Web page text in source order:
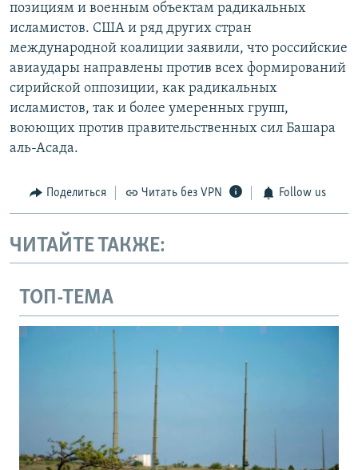
позициям и военным объектам радикальных
исламистов. США и ряд других стран
международной коалиции заявили, что российские
авиаудары направлены против всех формирований
сирийской оппозиции, как радикальных
исламистов, так и более умеренных групп,
воюющих против правительственных сил Башара
аль-Асада.
Поделиться Читать без VPN Follow us
ЧИТАЙТЕ ТАКЖЕ:
ТОП-ТЕМА